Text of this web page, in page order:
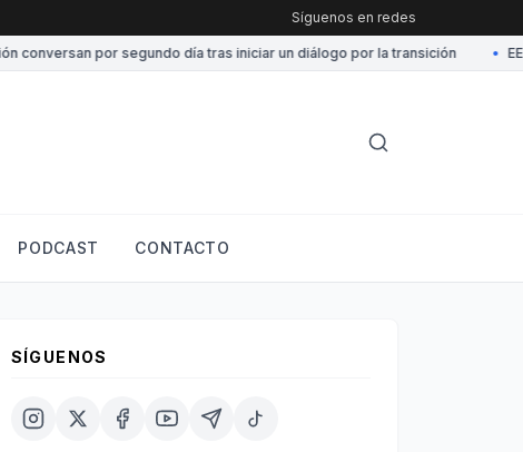
Síguenos en redes
por segundo día tras iniciar un diálogo por la transición
PODCAST CONTACTO
SÍGUENOS